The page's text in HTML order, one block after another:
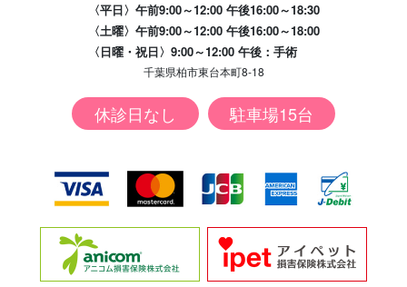
〈平日〉午前9:00～12:00 午後16:00～18:30
〈土曜〉午前9:00～12:00 午後16:00～18:00
〈日曜・祝日〉9:00～12:00 午後：手術
千葉県柏市東台本町8-18
休診日なし 駐車場15台